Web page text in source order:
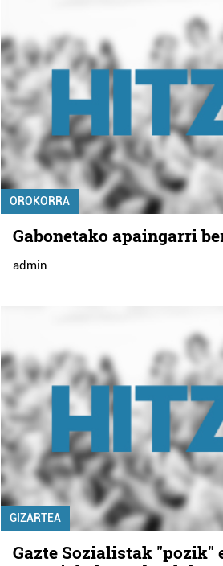
OROKORRA
Gabonetako apaingarri
admin
GIZARTEA
Gazte Sozialistak "pozik"